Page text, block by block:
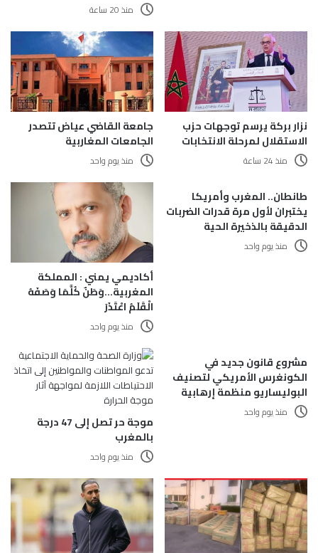
منذ 20 ساعة
نزار بركة يرسم توجهات حزب
الاستقلال لمرحلة الانتخابات
منذ 24 ساعة
جامعة القاضي عياض تتصدر
الجامعات المغاربية
منذ يوم واحد
طانطان.. المغرب وأمريكا
يختبران لأول مرة قدرات الضربات
الدقيقة بالذخيرة الحية
منذ يوم واحد
أكاديمي يمني : المملكة
المغربية…وَطَنٌ كُلَّمَا وَصَفَهُ
الْقَلَمُ اعْتَذَرَ
منذ يوم واحد
مشروع قانون جديد في
الكونغرس الأمريكي لتصنيف
البوليساريو منظمة إرهابية
منذ يوم واحد
موجة حر تصل إلى 47 درجة
بالمغرب
منذ يوم واحد